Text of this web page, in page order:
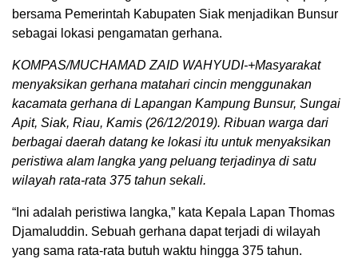
bersama Pemerintah Kabupaten Siak menjadikan Bunsur
sebagai lokasi pengamatan gerhana.
KOMPAS/MUCHAMAD ZAID WAHYUDI-+Masyarakat
menyaksikan gerhana matahari cincin menggunakan
kacamata gerhana di Lapangan Kampung Bunsur, Sungai
Apit, Siak, Riau, Kamis (26/12/2019). Ribuan warga dari
berbagai daerah datang ke lokasi itu untuk menyaksikan
peristiwa alam langka yang peluang terjadinya di satu
wilayah rata-rata 375 tahun sekali.
“Ini adalah peristiwa langka,” kata Kepala Lapan Thomas
Djamaluddin. Sebuah gerhana dapat terjadi di wilayah
yang sama rata-rata butuh waktu hingga 375 tahun.